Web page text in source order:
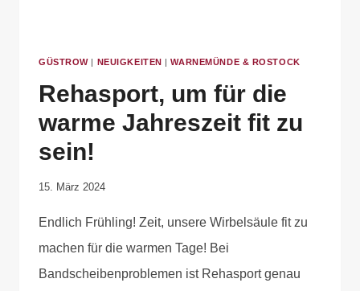
GÜSTROW| NEUIGKEITEN |WARNEMÜNDE & ROSTOCK
Rehasport, um für die
warme Jahreszeit fit zu
sein!
Von
Krause
15. März 2024
Endlich Frühling! Zeit, unsere Wirbelsäule fit zu
machen für die warmen Tage! Bei
Bandscheibenproblemen ist Rehasport genau